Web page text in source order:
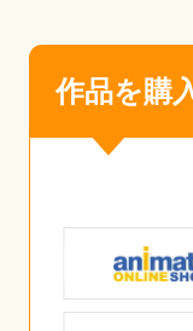
作品を購